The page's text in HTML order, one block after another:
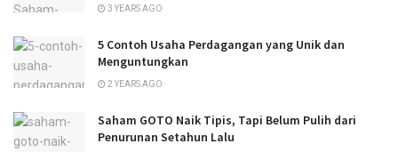
3 YEARS AGO
5 Contoh Usaha Perdagangan yang Unik dan
Menguntungkan
2 YEARS AGO
Saham GOTO Naik Tipis, Tapi Belum Pulih dari
Penurunan Setahun Lalu